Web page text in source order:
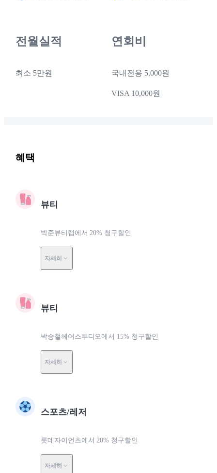
전월실적
최소 5만원
연회비
국내전용 5,000원
VISA 10,000원
혜택
뷰티
박준뷰티랩에서 20% 청구할인
자세히
뷰티
박승철헤어스투디오에서 15% 청구할인
자세히
스포츠/레저
롯데자이언츠에서 20% 청구할인
자세히